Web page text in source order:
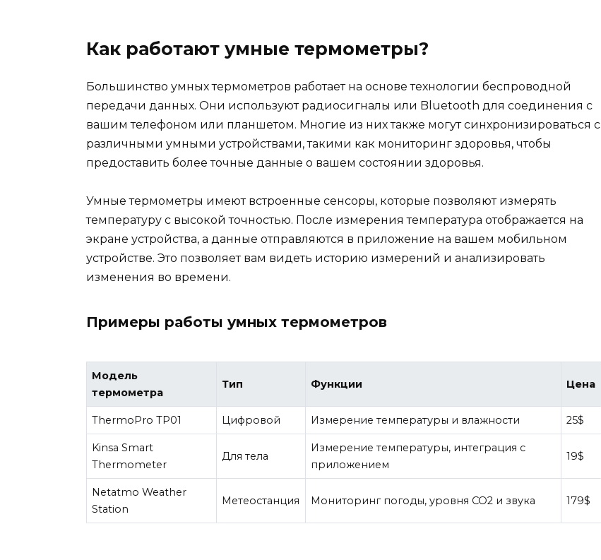
Как работают умные термометры?
Большинство умных термометров работает на основе технологии беспроводной
передачи данных. Они используют радиосигналы или Bluetooth для соединения с
вашим телефоном или планшетом. Многие из них также могут синхронизироваться с
различными умными устройствами, такими как мониторинг здоровья, чтобы
предоставить более точные данные о вашем состоянии здоровья.
Умные термометры имеют встроенные сенсоры, которые позволяют измерять
температуру с высокой точностью. После измерения температура отображается на
экране устройства, а данные отправляются в приложение на вашем мобильном
устройстве. Это позволяет вам видеть историю измерений и анализировать
изменения во времени.
Примеры работы умных термометров
Модель
термометра
Тип Функции Цена
ThermoPro TP01 Цифровой Измерение температуры и влажности 25$
Kinsa Smart
Thermometer
Для тела
Измерение температуры, интеграция с
приложением
19$
Netatmo Weather
Station
Метеостанция Мониторинг погоды, уровня CO2 и звука 179$